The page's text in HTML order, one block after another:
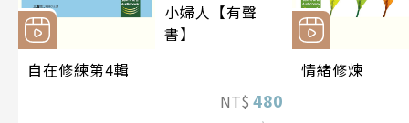
自在修練第4輯
小婦人【有聲
書】
NT$ 480
情緒修煉